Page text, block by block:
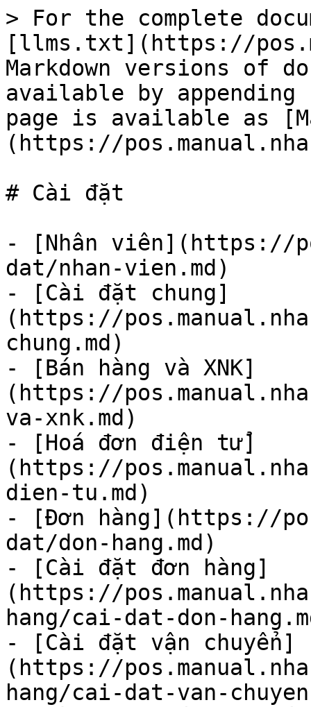
> For the complete
[llms.txt](https://
Markdown versions of
available by
page is available as
(https://
# Cài đặt
- [Nhân viên](https://
dat/nhan-vien.md)
- [Cài đặt chung]
(https://
chung.md)
- [Bán hàng và XNK]
(https://
va-xnk.md)
- [Hoá đơn điện tử]
(https://
dien-tu.md)
- [Đơn hàng](https://
dat/don-hang.md)
- [Cài đặt đơn hàng]
(https://
hang/cai-dat-don-
- [Cài đặt vận chuyển]
(https://
hang/cai-dat-van-